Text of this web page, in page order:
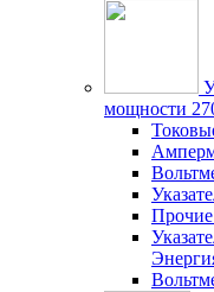
мощности
Прочие